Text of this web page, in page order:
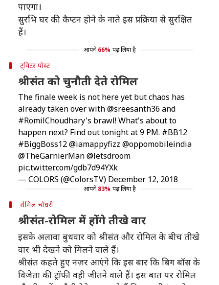
पाएगा।
सुरभि घर की कैप्टन होने के नाते इस प्रक्रिया से सुरक्षित
हैं।
आपने 66% पढ़ लिया है
ट्विटर पोस्ट
श्रीसंत को चुनौती देते रोमिल
The finale week is not here yet but chaos has
already taken over with@sreesanth36 and
#RomilChoudhary's brawl! What's about to
happen next? Find out tonight at 9 PM. #BB12
#BiggBoss12@iamappyfizz @oppomobileindia
@TheGarnierMan@letsdroom
pic.twitter.com/gdb7d94YXk
— COLORS (@ColorsTV) December 12, 2018
आपने 83% पढ़ लिया है
रोमिल चौधरी
श्रीसंत-रोमिल में होंगे तीखे वार
इसके अलावा बुधवार को श्रीसंत और रोमिल के बीच तीखे
वार भी देखने को मिलने वाले हैं।
श्रीसंत कहते हुए नज़र आएंगे कि इस बार कि बिग बॉस के
विजेता की ट्रॉफी वही जीतने वाले हैं। इस बात पर रोमिल